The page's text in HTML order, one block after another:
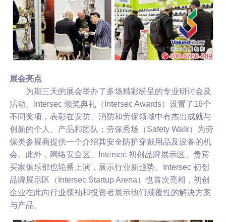
展会亮点
为期三天的展会举办了多场精彩纷呈的专业研讨会及
活动。Intersec 颁奖典礼（Intersec Awards）设置了16个
不同奖项，表彰在安防、消防和劳保领域中有杰出成就与
创新的个人、产品和团队；劳保秀场（Safety Walk）为劳
保类参展商提供一个介绍其安全防护穿戴用品及设备的机
会。此外，网络安全区、Intersec 初创品牌展示区、贵宾
买家俱乐部也轮番上演，展示行业新趋势。Intersec 初创
品牌展示区（Intersec Startup Arena）也首次亮相，初创
企业在此向行业领袖和投资者展示他们颠覆性的解决方案
与产品。